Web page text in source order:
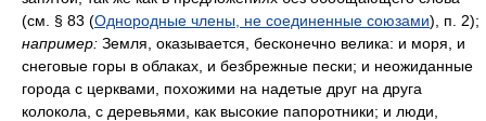
(см. § 83 (Однородные члены, не соединенные союзами), п. 2);
например: Земля, оказывается, бесконечно велика: и моря, и
снеговые горы в облаках, и безбрежные пески; и неожиданные
города с церквами, похожими на надетые друг на друга
колокола, с деревьями, как высокие папоротники; и люди,